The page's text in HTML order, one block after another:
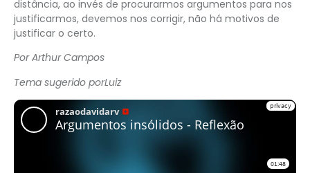
distância, ao invés de procurarmos argumentos para nos
justificarmos, devemos nos corrigir, não há motivos de
justificar o certo.
Por Arthur Campos
Tema sugerido porLuiz